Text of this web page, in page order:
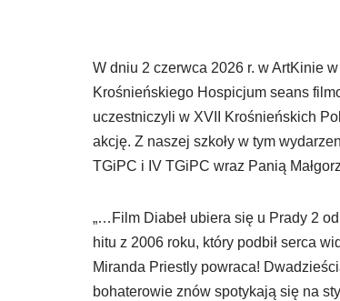
W dniu 2 czerwca 2026 r. w ArtKinie
Krośnieńskiego Hospicjum seans
uczestniczyli w XVII Krośnieńskich
akcję. Z naszej szkoły w tym
TGiPC i IV TGiPC wraz Panią
„…Film Diabeł ubiera się u Prady 2
hitu z 2006 roku, który podbił serca
Miranda Priestly powraca!
bohaterowie znów spotykają się na